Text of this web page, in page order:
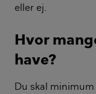
eller ej.
Hvor
have?
Du skal